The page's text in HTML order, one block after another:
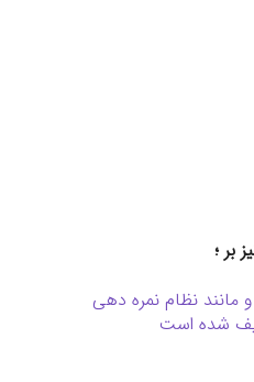
بر ؛
باشد و مانند نظام نمره دهی
شده است